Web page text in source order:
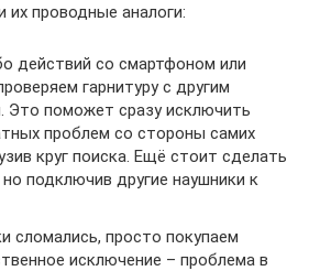
их проводные аналоги:
действий со смартфоном или
гарнитуру с другим
Это поможет сразу исключить
проблем со стороны самих
круг поиска. Ещё стоит сделать
подключив другие наушники к
сломались, просто покупаем
исключение – проблема в